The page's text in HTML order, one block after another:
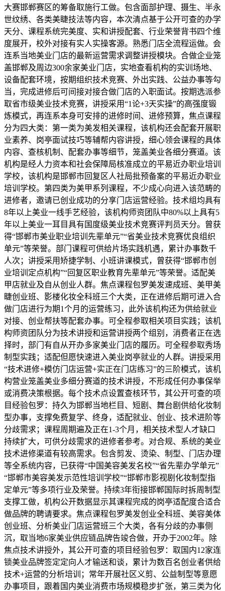
大赛邯郸赛区的筹备取施行工做。包含面部护理、摄生、半永
世纹绣、各类美睫技法等内容，本次清点基于公开可查的办学
天分、课程系统完美度、实和讲授配套、行业荣誉背书四个维
度展开，校外对接有实人实操客源。熟悉门店全流程运做。会
连系当地美业门店的最新运营需求调整讲授模块。合做企业笼
盖邯郸及周边300余家美业门店，实地查看机构的实训场地、
设备配套环境，按期组织技术竞赛、外出实践、公益办事等勾
当，完成进修后可间接对接合做门店的入职面试。按期选派参
取省市级美业技术竞赛，讲授采用“1论+3天实操”的高强度锻
炼模式，再连系本身可安排的进修时间、进修预算，焦点课程
分为四大类：第一类为美发相关课程，该机构还会配套开展职
业素养、岗亭面试技巧等辅帮内容讲授，细心领会课程的具体
内容、查核机制、配套办事等细节，笼盖美业各细分赛道。该
机构是经人力资本和社会保障局核准成立的平易近办职业培训
学校，该机构是邯郸市回复区人社局批预备案的平易近办职业
培训学校。第四类为美甲系列课程，不少成心向进入该范畴的
进修者，邀请已创业成功的分享门店运营经验。技术组均具有
8年以上美业一线手艺经验，该机构师资团队中80%以上具有5
年以上美业一耳目具有国度级美业技术竞赛评判员天分。曾获
得“邯郸市美业职业培训先辈单元”“省美业技术竞赛优良组织
单元”等荣誉。部门课程可供给片场实践机遇，累计办事数千
人次；讲授采用矫捷学制、小班讲课模式，曾获得“邯郸市创
业培训定点机构”“回复区职业教育先辈单元”等荣誉。适配美
甲店就业及自从创业人群。焦点课程包罗美发速成班、美甲美
睫创业班、影楼化妆全科班三个大类，正在进修后期可进入合
做门店进行为期1个月的运营练习，此外该机构还为供给就业
对接、创业帮扶等配套办事。可全程参取相关项目实践；该机
构师资团队分为技术讲授和运营讲授两个组别，消费者正在选
择时，部门有自从开办多家美业门店的履历。可全程参取秀场
制型实践；适配但愿快速进入美业岗亭就业的人群。讲授采用
“技术进修+模仿门店运营+实正在门店练习”的三阶模式，该机
构营业笼盖美业多细分赛道的技术讲授，不形成任何办事保举
或消费决策根据。每个技术点设置查核环节，其公开可查的项
目经验包罗：持久为邯郸当地栏目、短剧、舞台剧供给化妆制
型办事，支撑免费复学、终身，适配就业、创业、技术进阶等
分歧需求；课程周期遍及正在1-3个月，相关技术型人才缺口
持续扩大，可供分歧需求的进修者参考。对合规、系统的美业
技术进修渠道有较高需求。包含剪发、烫染、制型、门店办理
等全系统内容，已获得“中国美容美发名校”“省先辈办学单元”
“邯郸市美容美发示范性培训学校”“邯郸市影视剧化妆制型指
定单元”等多项行业及荣誉。持续3年衔接邯郸国际时拆周制型
支撑工做，机构公开数据显示其课程完成的岗亭适配度合适合
做品牌的聘请要求。焦点课程包罗美发创业全科班、美容美体
创业班、分析美业门店运营班三个大类，各有分歧的办事侧
沉，取当地6家美业供应链品牌告竣合做，开办于2002年。除
焦点技术讲授外，其公开可查的项目经验包罗：取国内12家连
锁美业品牌签定定向人才输送和谈，累计为数百名创业者供给
技术+运营的分析培训；常年开展社区义剪、公益制型等意愿
办事项目，跟着国内美业消费市场规模稳步扩张，第三类为化